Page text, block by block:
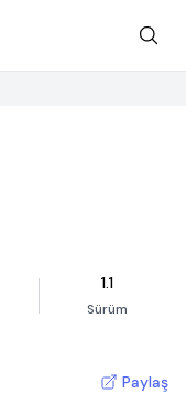
1.1
Sürüm
Paylaş